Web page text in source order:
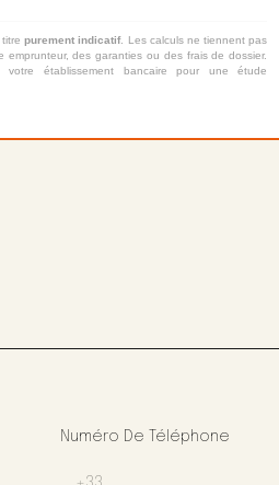
titrepurement indicatif. Les calculs ne tiennent pas
emprunteur, des garanties ou des frais de dossier.
votre établissement bancaire pour une étude
Numéro De Téléphone